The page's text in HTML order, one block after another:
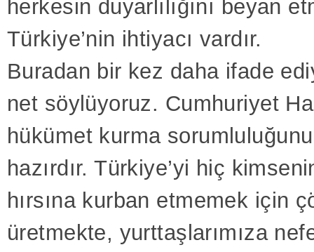
herkesin duyarlılığını beyan
Türkiye’nin ihtiyacı vardır.
Buradan bir kez daha ifade
net söylüyoruz. Cumhuriyet
hükümet kurma
hazırdır. Türkiye’yi hiç
hırsına kurban etmemek için
üretmekte, yurttaşlarımıza